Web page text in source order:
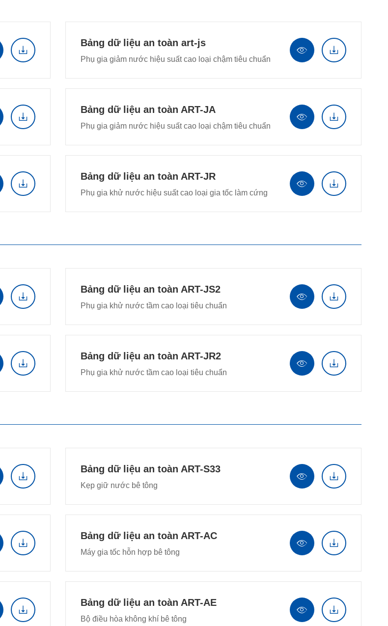

Bảng dữ liệu an toàn art-js
Phụ gia giảm nước hiệu suất cao loại chậm tiêu chuẩn
 

Bảng dữ liệu an toàn ART-JA
Phụ gia giảm nước hiệu suất cao loại chậm tiêu chuẩn
 

Bảng dữ liệu an toàn ART-JR
Phụ gia khử nước hiệu suất cao loại gia tốc làm cứng
 

Bảng dữ liệu an toàn ART-JS2
Phụ gia khử nước tầm cao loại tiêu chuẩn
 

Bảng dữ liệu an toàn ART-JR2
Phụ gia khử nước tầm cao loại tiêu chuẩn
 

Bảng dữ liệu an toàn ART-S33
Kẹp giữ nước bê tông
 

Bảng dữ liệu an toàn ART-AC
Máy gia tốc hỗn hợp bê tông
 

Bảng dữ liệu an toàn ART-AE
Bộ điều hòa không khí bê tông
 